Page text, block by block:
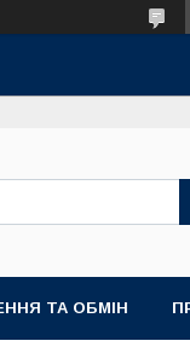
ТА ОБМІН